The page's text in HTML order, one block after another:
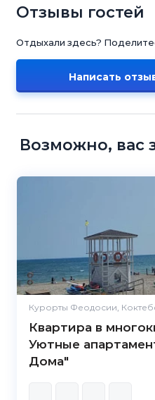
Отзывы гостей
Отдыхали здесь?
Написать
Возможно, вас
Курорты Феодосии,
Квартира в
Уютные
Дома"